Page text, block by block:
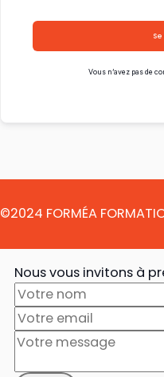
Vous n’avez pas de
©2024 FORMÉA
Nous vous invitons à